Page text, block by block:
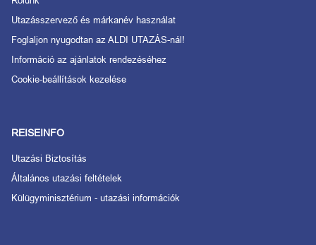
Utazásszervező és márkanév használat
Foglaljon nyugodtan az ALDI UTAZÁS-nál!
Információ az ajánlatok rendezéséhez
Cookie-beállítások kezelése
REISEINFO
Utazási Biztosítás
Általános utazási feltételek
Külügyminisztérium - utazási információk